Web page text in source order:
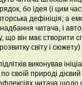
бо ідея (і цим
дефініція; а
читача, і
що він має створити
світу і
виконував
своїй природі
читача щодо